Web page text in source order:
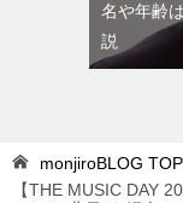
名や年齢
説
monjiroBLOG TOP
【THE MUSIC DAY